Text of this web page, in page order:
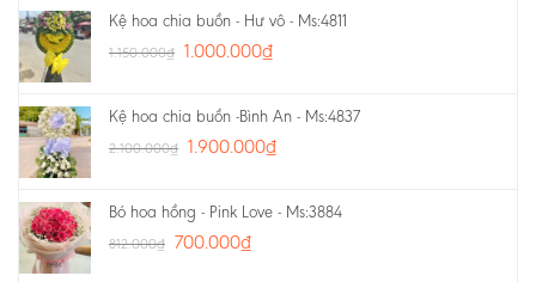
Kệ hoa chia buồn - Hư vô - Ms:4811
1.150.000₫ 1.000.000₫
Kệ hoa chia buồn -Bình An - Ms:4837
2.100.000₫ 1.900.000₫
Bó hoa hồng - Pink Love - Ms:3884
812.000₫ 700.000₫